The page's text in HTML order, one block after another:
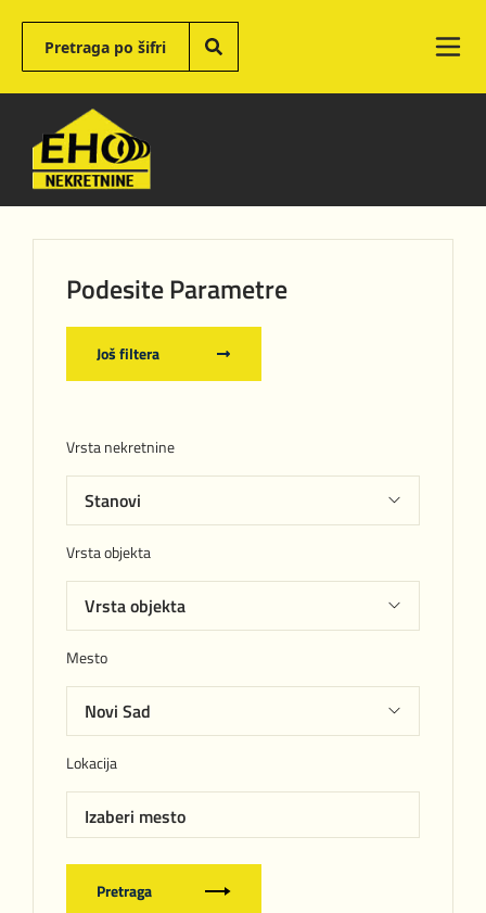
Podesite Parametre
Još filtera
Vrsta nekretnine
Vrsta objekta
Mesto
Lokacija
Izaberi mesto
Pretraga